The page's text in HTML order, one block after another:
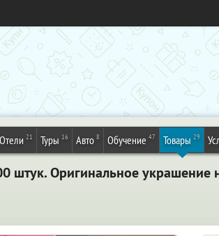
Отели 21 Туры 16 Авто 8 Обучение 47 Товары 29
Оригинальное украшение